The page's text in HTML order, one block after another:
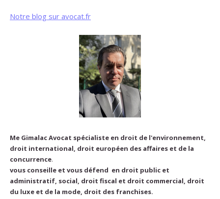
Notre blog sur avocat.fr
Me Gimalac Avocat spécialiste en droit de l'environnement,
droit international, droit européen des affaires et de la
concurrence.
vous conseille et vous défend en droit public et
administratif, social, droit fiscal et droit commercial, droit
du luxe et de la mode, droit des franchises.